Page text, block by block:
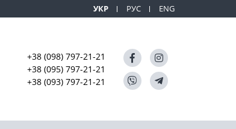
УКР РУС ENG
+38 (098) 797-21-21
+38 (095) 797-21-21
+38 (093) 797-21-21